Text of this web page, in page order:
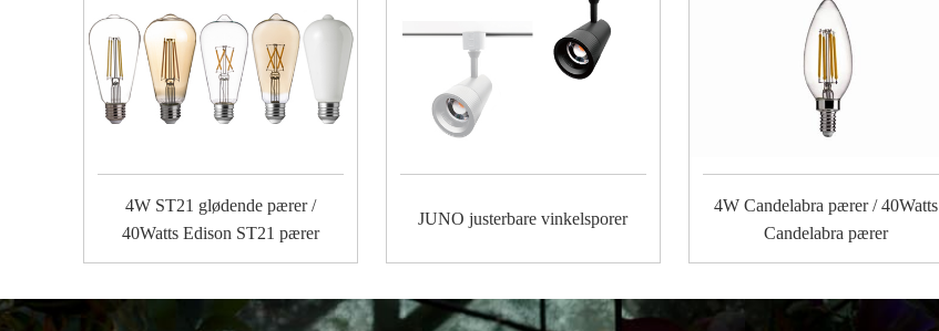
4W ST21 glødende pærer /
40Watts Edison ST21 pærer
JUNO justerbare vinkelsporer
4W Candelabra pærer / 40Watts
Candelabra pærer